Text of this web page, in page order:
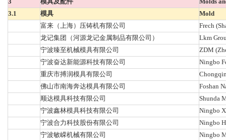
3.1
模具
Mold
富来（上海）压铸机有限公司
Frech
龙记集团（河源龙记金属制品有限公司）
Lkm
宁波臻至机械模具有限公司
ZDM
宁波奋达新能源科技有限公司
Ningbo
重庆市搏润模具有限公司
佛山市南海奔达模具有限公司
Foshan
顺达模具科技有限公司
Shunda
宁波鑫林模具科技有限公司
Ningbo
宁波合力科技股份有限公司
Ningbo
宁波敏嵘机械有限公司
Ningbo